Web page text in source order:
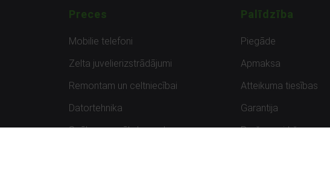
Preces
Mobilie telefoni
Zelta juvelierizstrādājumi
Remontam un celtniecībai
Datortehnika
Spēles un spēļu konsoles
Palīdzība
Piegāde
Apmaksa
Atteikuma tiesības
Garantija
Preču uzpirkšana